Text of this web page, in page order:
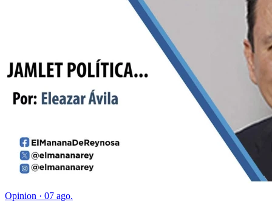
Opinion · 07 ago.